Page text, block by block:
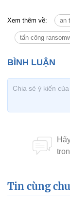
Xem thêm về: an
tấn công
Tin cùng